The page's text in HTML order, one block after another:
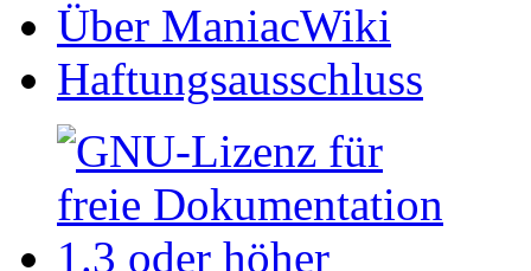
Über ManiacWiki
Haftungsausschluss